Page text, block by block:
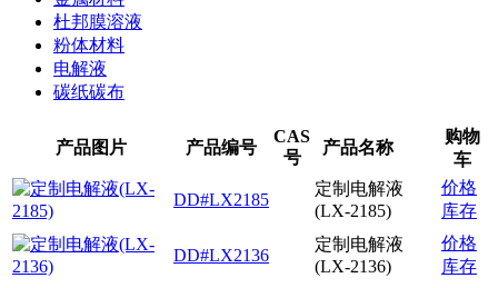
杜邦膜溶液
粉体材料
电解液
碳纸碳布
产品图片 产品编号
CAS
号
产品名称
购物
车
DD#LX2185
定制电解液
(LX-2185)
价格
库存
DD#LX2136
定制电解液
(LX-2136)
价格
库存